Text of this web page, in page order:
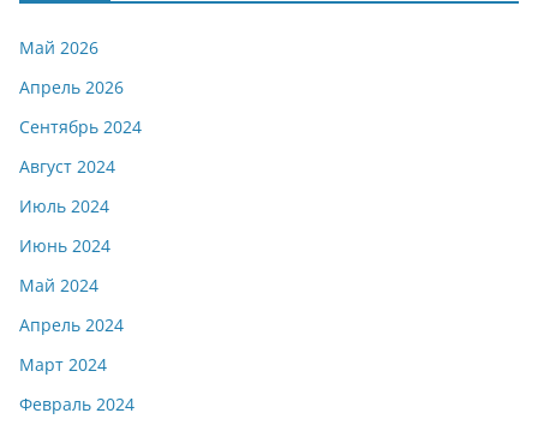
Май 2026
Апрель 2026
Сентябрь 2024
Август 2024
Июль 2024
Июнь 2024
Май 2024
Апрель 2024
Март 2024
Февраль 2024